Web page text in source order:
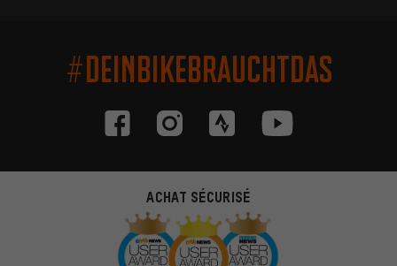
#DEINBIKEBRAUCHTDAS
ACHAT SÉCURISÉ